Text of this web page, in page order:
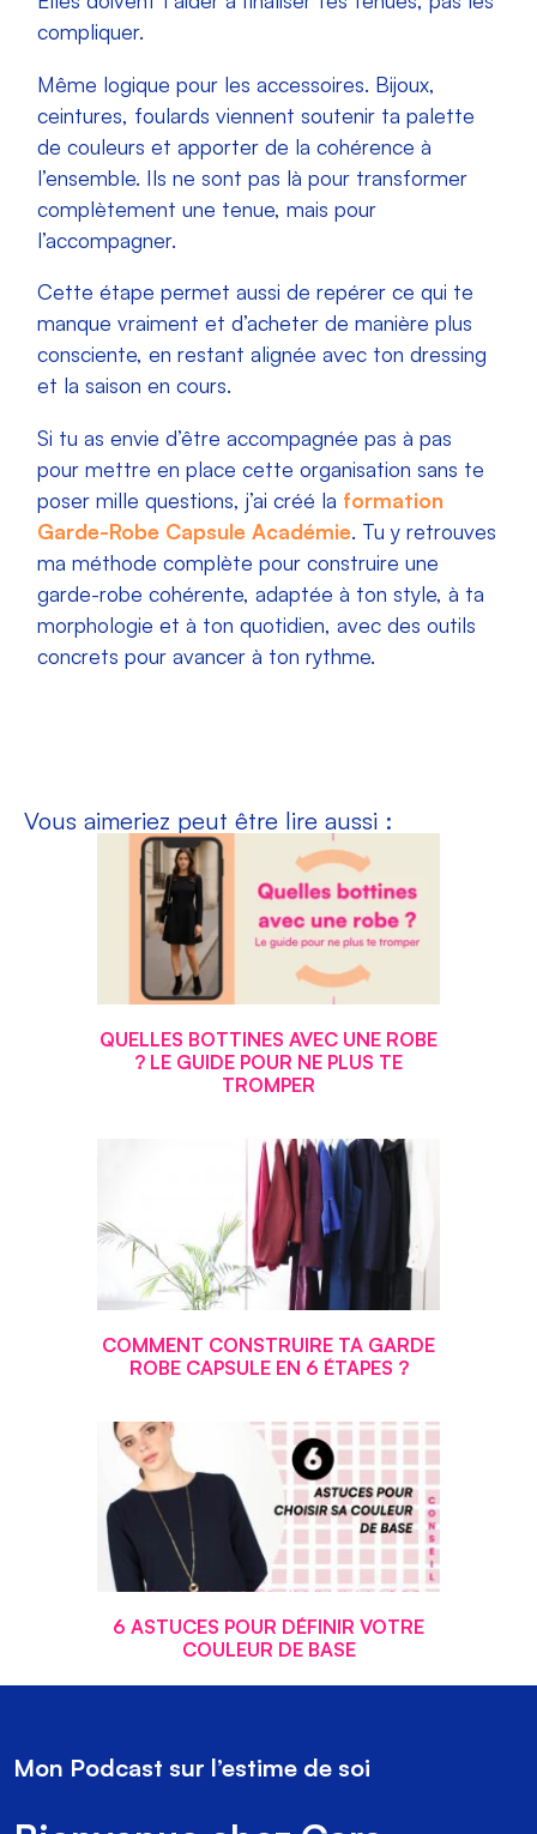
compliquer.
Même logique pour les accessoires. Bijoux,
ceintures, foulards viennent soutenir ta palette
de couleurs et apporter de la cohérence à
l’ensemble. Ils ne sont pas là pour transformer
complètement une tenue, mais pour
l’accompagner.
Cette étape permet aussi de repérer ce qui te
manque vraiment et d’acheter de manière plus
consciente, en restant alignée avec ton dressing
et la saison en cours.
Si tu as envie d’être accompagnée pas à pas
pour mettre en place cette organisation sans te
poser mille questions, j’ai créé la formation
Garde-Robe Capsule Académie. Tu y retrouves
ma méthode complète pour construire une
garde-robe cohérente, adaptée à ton style, à ta
morphologie et à ton quotidien, avec des outils
concrets pour avancer à ton rythme.
Vous aimeriez peut être lire aussi :
QUELLES BOTTINES AVEC UNE ROBE
? LE GUIDE POUR NE PLUS TE
TROMPER
COMMENT CONSTRUIRE TA GARDE
ROBE CAPSULE EN 6 ÉTAPES ?
6 ASTUCES POUR DÉFINIR VOTRE
COULEUR DE BASE
Mon Podcast sur l’estime de soi